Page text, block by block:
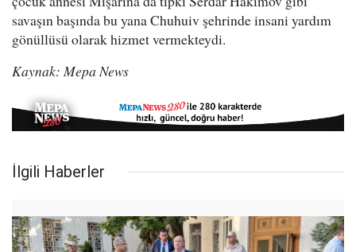
savaşın başında bu yana Chuhuiv şehrinde insani yardım
gönüllüsü olarak hizmet vermekteydi.
Kaynak: Mepa News
İlgili Haberler